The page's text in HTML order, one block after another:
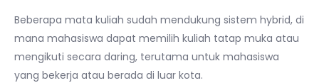
Beberapa mata kuliah sudah mendukung sistem hybrid, di
mana mahasiswa dapat memilih kuliah tatap muka atau
mengikuti secara daring, terutama untuk mahasiswa
yang bekerja atau berada di luar kota.